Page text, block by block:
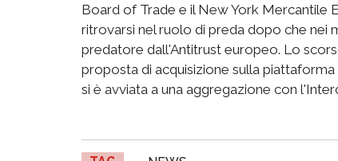
Board of Trade e il New York Mercantile
ritrovarsi nel ruolo di preda dopo che nei
predatore dall'Antitrust europeo. Lo
proposta di acquisizione sulla
si è avviata a una aggregazione con